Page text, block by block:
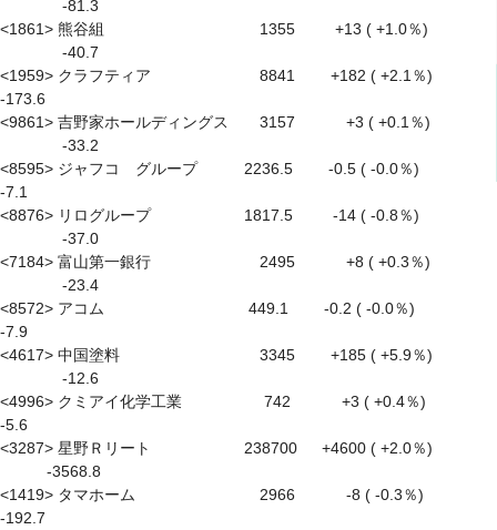
-81.3
<1861> 熊谷組　　　　　　　　　　1355 　　 +13 ( +1.0％)
-40.7
<1959> クラフティア　　　　　　　8841　　 +182 ( +2.1％)
-173.6
<9861> 吉野家ホールディングス　　3157　　　 +3 ( +0.1％)
-33.2
<8595> ジャフコ　グループ　　　2236.5　　 -0.5 ( -0.0％)
-7.1
<8876> リログループ　　　　　　1817.5 　　 -14 ( -0.8％)
-37.0
<7184> 富山第一銀行　　　　　　　2495　　　 +8 ( +0.3％)
-23.4
<8572> アコム　　　　　　　　　 449.1　　 -0.2 ( -0.0％)
-7.9
<4617> 中国塗料　　　　　　　　　3345　　 +185 ( +5.9％)
-12.6
<4996> クミアイ化学工業　　　　　 742　　　 +3 ( +0.4％)
-5.6
<3287> 星野Ｒリート　　　　　　238700 　 +4600 ( +2.0％)
-3568.8
<1419> タマホーム　　　　　　　　2966　　　 -8 ( -0.3％)
-192.7